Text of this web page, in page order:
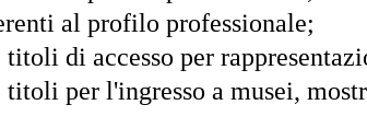
al profilo professionale;
titoli di accesso per
titoli per l'ingresso a musei,